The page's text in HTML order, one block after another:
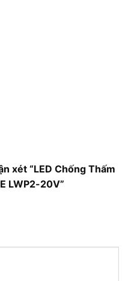
xét “LED Chống Thấm
LWP2-20V”